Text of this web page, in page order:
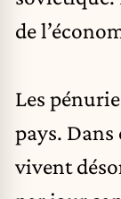
de
Les
pays.
vivent